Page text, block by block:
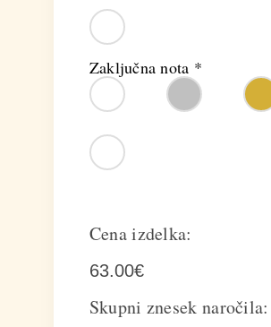
Zaključna nota *
Cena izdelka:
63.00€
Skupni znesek naročila: